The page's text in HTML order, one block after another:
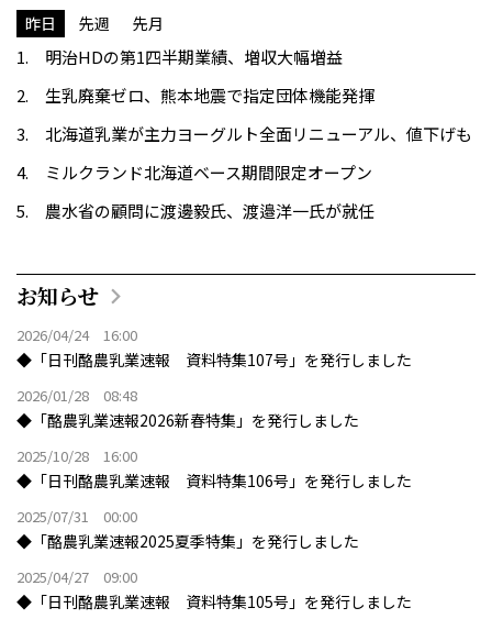
昨日 先週 先月
明治HDの第1四半期業績、増収大幅増益
生乳廃棄ゼロ、熊本地震で指定団体機能発揮
北海道乳業が主力ヨーグルト全面リニューアル、値下げも
ミルクランド北海道ベース期間限定オープン
農水省の顧問に渡邊毅氏、渡邉洋一氏が就任
お知らせ
2026/04/24 16:00
◆「日刊酪農乳業速報 資料特集107号」を発行しました
2026/01/28 08:48
◆「酪農乳業速報2026新春特集」を発行しました
2025/10/28 16:00
◆「日刊酪農乳業速報 資料特集106号」を発行しました
2025/07/31 00:00
◆「酪農乳業速報2025夏季特集」を発行しました
2025/04/27 09:00
◆「日刊酪農乳業速報 資料特集105号」を発行しました